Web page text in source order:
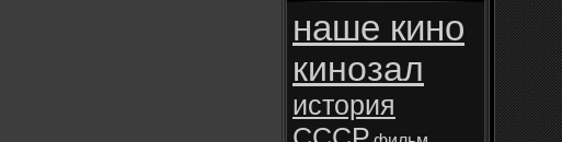
наше кино
кинозал
история